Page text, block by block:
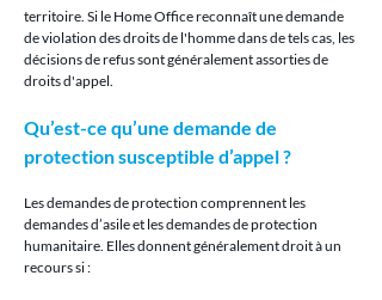
territoire. Si le Home Office reconnaît une demande
de violation des droits de l'homme dans de tels cas, les
décisions de refus sont généralement assorties de
droits d'appel.
Qu’est-ce qu’une demande de
protection susceptible d’appel ?
Les demandes de protection comprennent les
demandes d’asile et les demandes de protection
humanitaire. Elles donnent généralement droit à un
recours si :